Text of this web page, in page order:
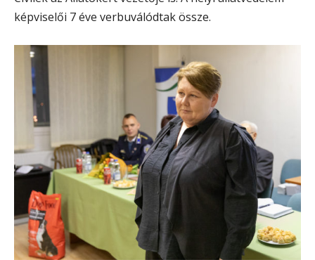
képviselői 7 éve verbuválódtak össze.